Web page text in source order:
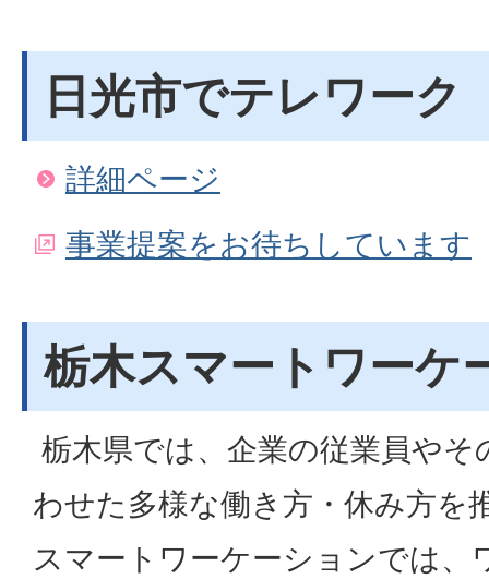
日光市でテレワーク
詳細ページ
事業提案をお待ちしています
栃木スマートワーケ
栃木県では、企業の従業員や
わせた多様な働き方・休み方を
スマートワーケーションでは、